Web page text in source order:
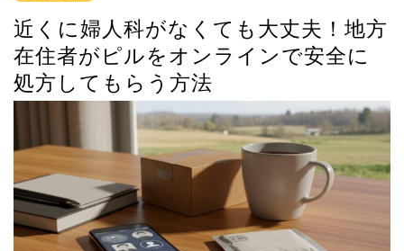
近くに婦人科がなくても大丈夫！地方
在住者がピルをオンラインで安全に
処方してもらう方法